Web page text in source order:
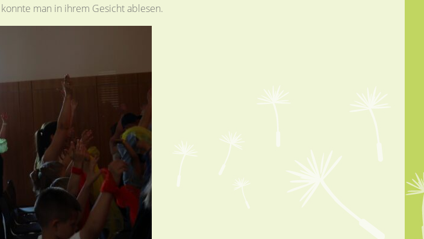
man in ihrem Gesicht ablesen.